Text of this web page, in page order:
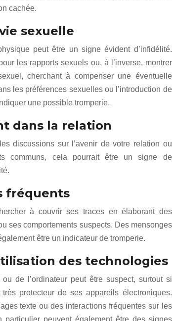
cachée.
sexuelle
peut être un signe évident d’infidélité.
les rapports sexuels ou, à l’inverse, montrer
cherchant à compenser une éventuelle
les préférences sexuelles ou l’introduction de
une possible tromperie.
dans la relation
discussions sur l’avenir de votre relation ou
communs, cela pourrait être un signe de
fréquents
à couvrir ses traces en élaborant des
ses comportements suspects. Des mensonges
être un indicateur de tromperie.
des technologies
de l’ordinateur peut être suspect, surtout si
protecteur de ses appareils électroniques.
texte ou des interactions fréquentes sur les
peuvent également être des signes